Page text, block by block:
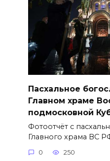
Пасхальное
Главном храме
подмосковной
Фотоотчёт с
Главного храма ВС
0 250